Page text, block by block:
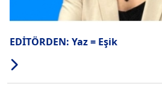
EDİTÖRDEN: Yaz = Eşik